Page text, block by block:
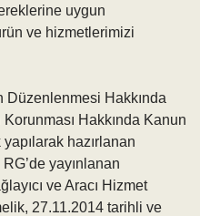
uygun
ve hizmetlerimizi
Düzenlenmesi Hakkında
Hakkında Kanun
hazırlanan
yayınlanan
ve Aracı Hizmet
27.11.2014 tarihli ve